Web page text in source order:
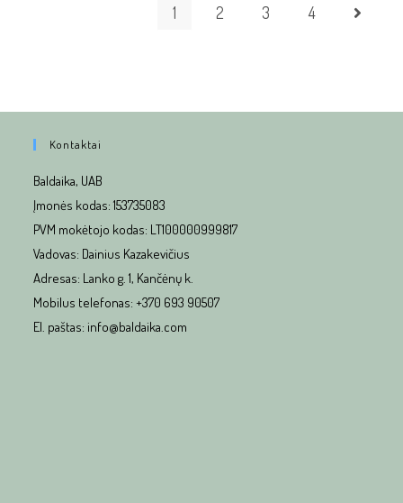
1 2 3 4 Go to the
Kontaktai
Baldaika, UAB
Įmonės kodas: 153735083
PVM mokėtojo kodas: LT100000999817
Vadovas: Dainius Kazakevičius
Adresas: Lanko g. 1, Kančėnų k.
Mobilus telefonas: +370 693 90507
El. paštas: info@baldaika.com